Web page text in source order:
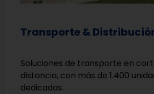
Transporte &
Soluciones de transporte en
distancia, con más de 1.400
dedicadas.